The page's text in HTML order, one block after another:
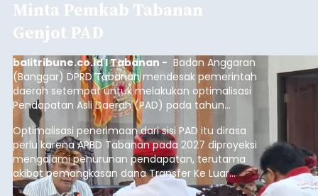
Minta Pemkab Tabanan
Genjot PAD
balitribune.co.id I Tabanan - Badan Anggaran
(Banggar) DPRD Tabanan mendesak pemerintah
daerah setempat untuk melakukan optimalisasi
Pendapatan Asli Daerah (PAD) pada tahun
anggaran 2027.
Optimalisasi penerimaan dari sisi PAD itu dirasa
perlu karena APBD Tabanan pada 2027 diproyeksi
mengalami penurunan pendapatan, terutama
akibat pemangkasan dana Transfer Ke Luar
Daerah (TKD) dari pemerintah pusat.